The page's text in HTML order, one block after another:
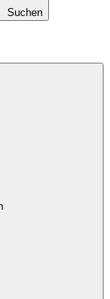
Suchen